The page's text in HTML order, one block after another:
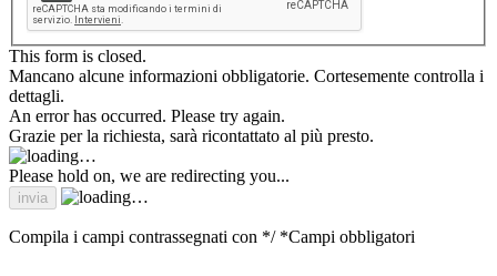
This form is closed.
Mancano alcune informazioni obbligatorie. Cortesemente controlla i
dettagli.
An error has occurred. Please try again.
Grazie per la richiesta, sarà ricontattato al più presto.
Please hold on, we are redirecting you...
Compila i campi contrassegnati con */ *Campi obbligatori